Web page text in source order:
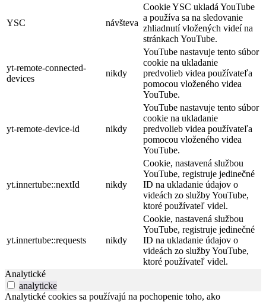
YSC návšteva
Cookie YSC ukladá YouTube
a používa sa na sledovanie
zhliadnutí vložených videí na
stránkach YouTube.
yt-remote-connected-
devices
nikdy
YouTube nastavuje tento súbor
cookie na ukladanie
predvolieb videa používateľa
pomocou vloženého videa
YouTube.
yt-remote-device-id nikdy
YouTube nastavuje tento súbor
cookie na ukladanie
predvolieb videa používateľa
pomocou vloženého videa
YouTube.
yt.innertube::nextId nikdy
Cookie, nastavená službou
YouTube, registruje jedinečné
ID na ukladanie údajov o
videách zo služby YouTube,
ktoré používateľ videl.
yt.innertube::requests nikdy
Cookie, nastavená službou
YouTube, registruje jedinečné
ID na ukladanie údajov o
videách zo služby YouTube,
ktoré používateľ videl.
Analytické
analyticke
Analytické cookies sa používajú na pochopenie toho, ako